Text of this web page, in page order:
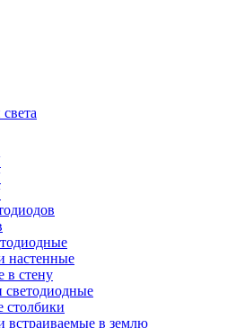
настенные
в стену
столбики
встраиваемые в землю